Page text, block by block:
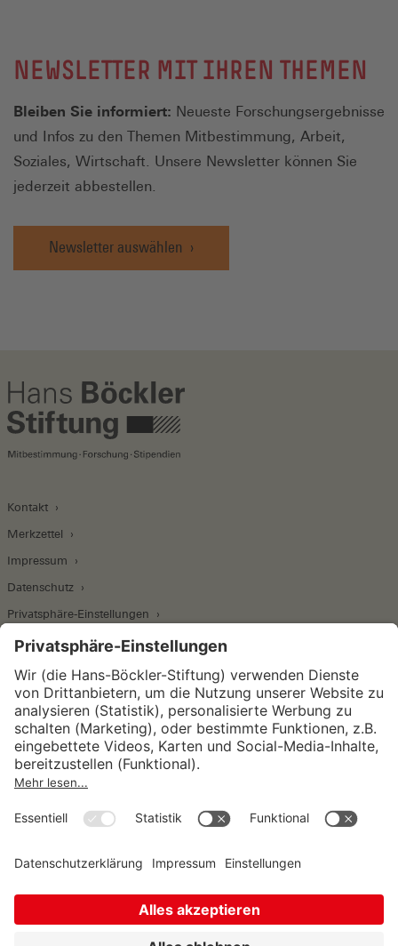
NEWSLETTER MIT IHREN THEMEN
Bleiben Sie informiert: Neueste Forschungsergebnisse
und Infos zu den Themen Mitbestimmung, Arbeit,
Soziales, Wirtschaft. Unsere Newsletter können Sie
jederzeit abbestellen.
Newsletter auswählen
Kontakt
Merkzettel
Impressum
Datenschutz
Privatsphäre-Einstellungen
Wirtschafts- und Sozialwissenschaftliches Institut
Institut für Makroökonomie und
Konjunkturforschung
Unternehmensführung